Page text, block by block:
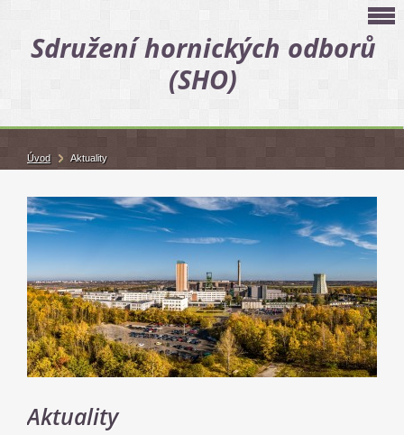
Sdružení hornických odborů
(SHO)
Aktuality
Úvod Aktuality